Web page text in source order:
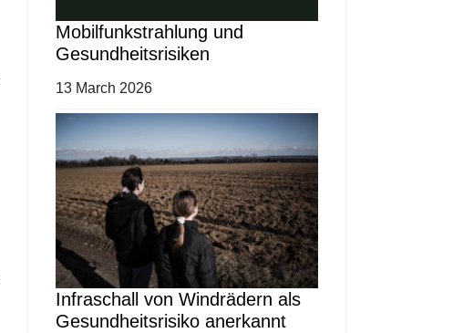
Mobilfunkstrahlung und
Gesundheitsrisiken
13 March 2026
Infraschall von Windrädern als
Gesundheitsrisiko anerkannt